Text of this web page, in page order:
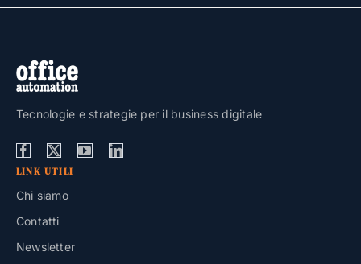
Tecnologie e strategie per il business digitale
LINK UTILI
Chi siamo
Contatti
Newsletter